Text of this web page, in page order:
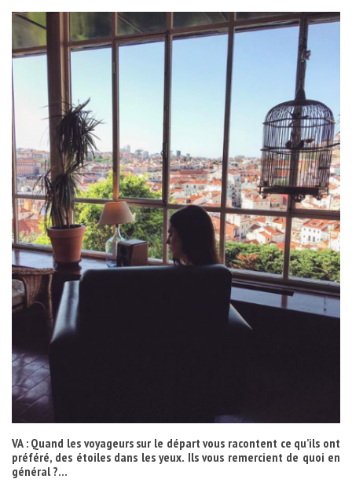
VA : Quand les voyageurs sur le départ vous racontent ce qu’ils ont
préféré, des étoiles dans les yeux. Ils vous remercient de quoi en
général ?…